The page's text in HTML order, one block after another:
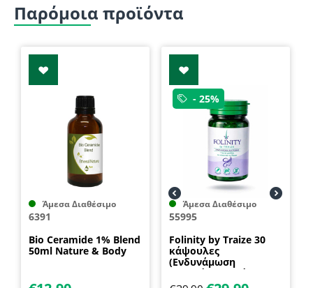
Παρόμοια προϊόντα
Άμεσα Διαθέσιμο
6391
Bio Ceramide 1% Blend
50ml Nature & Body
- 25%
Άμεσα Διαθέσιμο
55995
Folinity by Traize 30
κάψουλες
(Ενδυνάμωση
μαλλιών, νυχιών και
προστασία δέρματος)